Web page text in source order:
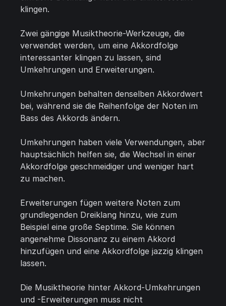
klingen.
Zwei gängige Musiktheorie-Werkzeuge, die
verwendet werden, um eine Akkordfolge
interessanter klingen zu lassen, sind
Umkehrungen und Erweiterungen.
Umkehrungen behalten denselben Akkordwert
bei, während sie die Reihenfolge der Noten im
Bass des Akkords ändern.
Umkehrungen haben viele Verwendungen, aber
hauptsächlich helfen sie, die Wechsel in einer
Akkordfolge geschmeidiger und weniger hart
zu machen.
Erweiterungen fügen weitere Noten zum
grundlegenden Dreiklang hinzu, wie zum
Beispiel eine große Septime. Sie können
angenehme Dissonanz zu einem Akkord
hinzufügen und eine Akkordfolge jazzig klingen
lassen.
Die Musiktheorie hinter Akkord-Umkehrungen
und -Erweiterungen muss nicht